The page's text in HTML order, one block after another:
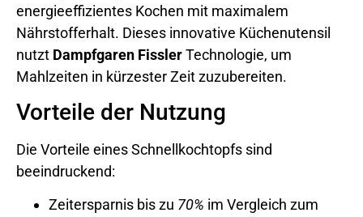
energieeffizientes Kochen mit maximalem
Nährstofferhalt. Dieses innovative Küchenutensil
nutzt Dampfgaren FisslerTechnologie, um
Mahlzeiten in kürzester Zeit zuzubereiten.
Vorteile der Nutzung
Die Vorteile eines Schnellkochtopfs sind
beeindruckend:
Zeitersparnis bis zu 70% im Vergleich zum